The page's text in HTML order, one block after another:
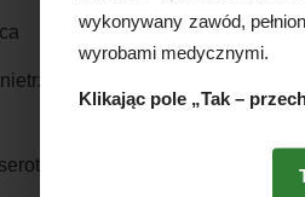
wykonywany zawód,
wyrobami medycznymi.
Klikając pole „Tak –